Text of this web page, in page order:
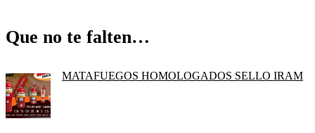
Que no te falten…
MATAFUEGOS HOMOLOGADOS SELLO IRAM